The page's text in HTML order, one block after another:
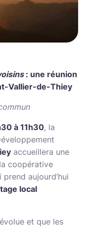
: une réunion
Vallier-de-Thiey
à 11h30, la
accueillera une
coopérative
aujourd’hui
local
et que les